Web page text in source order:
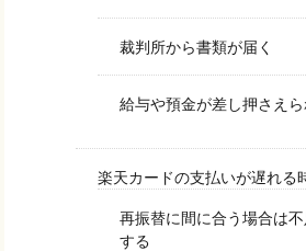
裁判所から書類が届く
給与や預金が差し押さえ
楽天カードの支払いが遅れる
再振替に間に合う場合は
する